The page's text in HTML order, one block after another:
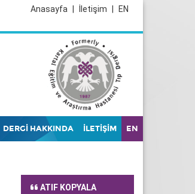
EN
İletişim
Anasayfa
DERGİ HAKKINDA İLETİŞİM EN
ATIF KOPYALA